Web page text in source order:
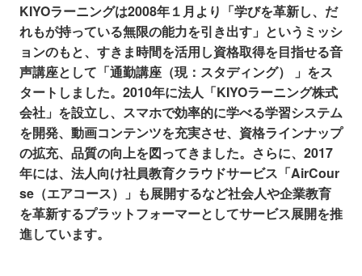
KIYOラーニングは2008年１月より「学びを革新し、だ
れもが持っている無限の能力を引き出す」というミッシ
ョンのもと、すきま時間を活用し資格取得を目指せる音
声講座として「通勤講座（現：スタディング） 」をス
タートしました。2010年に法人「KIYOラーニング株式
会社」を設立し、スマホで効率的に学べる学習システム
を開発、動画コンテンツを充実させ、資格ラインナップ
の拡充、品質の向上を図ってきました。さらに、2017
年には、法人向け社員教育クラウドサービス「AirCour
se（エアコース）」も展開するなど社会人や企業教育
を革新するプラットフォーマーとしてサービス展開を推
進しています。